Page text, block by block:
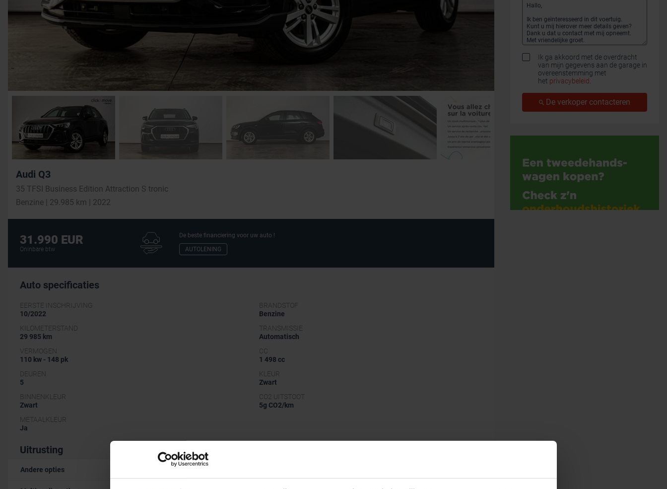
Audi Q3
35 TFSI Business Edition Attraction S tronic
Benzine | 29.985 km | 2022
31.990 EUR
Oninbare btw
De beste financiering voor uw auto !
AUTOLENING
Auto specificaties
EERSTE INSCHRIJVING
10/2022
BRANDSTOF
Benzine
KILOMETERSTAND
29 985 km
TRANSMISSIE
Automatisch
VERMOGEN
110 kw - 148 pk
CC
1 498 cc
DEUREN
5
KLEUR
Zwart
BINNENKLEUR
Zwart
CO2 UITSTOOT
5g CO2/km
METAALKLEUR
Ja
Uitrusting
Andere opties
Ik ga akkoord met de overdracht
van mijn gegevens aan de garage in
overeenstemming met
het privacybeleid
De verkoper contacteren